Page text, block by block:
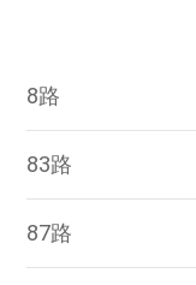
8路
83路
87路